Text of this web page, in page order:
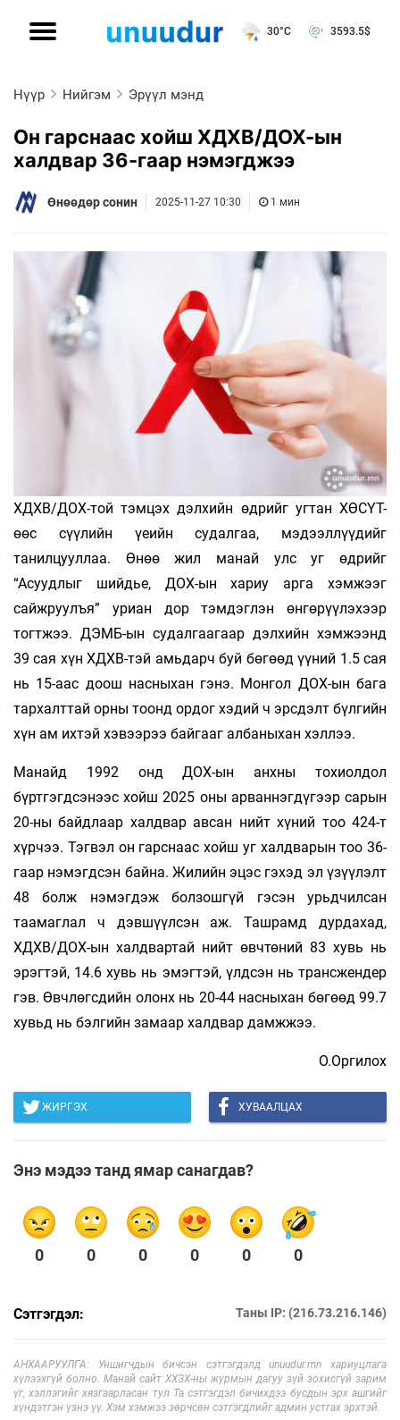
30°C 3593.5$
Нүүр Нийгэм Эрүүл мэнд
Он гарснаас хойш ХДХВ/ДОХ-ын
халдвар 36-гаар нэмэгджээ
Өнөөдөр сонин 2025-11-27 10:30 1 мин
ХДХВ/ДОХ-той тэмцэх дэлхийн өдрийг угтан ХӨСҮТ-
өөс сүүлийн үеийн судалгаа, мэдээллүүдийг
танилцууллаа. Өнөө жил манай улс уг өдрийг
“Асуудлыг шийдье, ДОХ-ын хариу арга хэмжээг
сайжруулъя” уриан дор тэмдэглэн өнгөрүүлэхээр
тогтжээ. ДЭМБ-ын судалгаагаар дэлхийн хэмжээнд
39 сая хүн ХДХВ-тэй амьдарч буй бөгөөд үүний 1.5 сая
нь 15-аас доош насныхан гэнэ. Монгол ДОХ-ын бага
тархалттай орны тоонд ордог хэдий ч эрсдэлт бүлгийн
хүн ам ихтэй хэвээрээ байгааг албаныхан хэллээ.
Манайд 1992 онд ДОХ-ын анхны тохиолдол
бүртгэгдсэнээс хойш 2025 оны арваннэгдүгээр сарын
20-ны байдлаар халдвар авсан нийт хүний тоо 424-т
хүрчээ. Тэгвэл он гарснаас хойш уг халдварын тоо 36-
гаар нэмэгдсэн байна. Жилийн эцэс гэхэд эл үзүүлэлт
48 болж нэмэгдэж болзошгүй гэсэн урьдчилсан
таамаглал ч дэвшүүлсэн аж. Ташрамд дурдахад,
ХДХВ/ДОХ-ын халдвартай нийт өвчтөний 83 хувь нь
эрэгтэй, 14.6 хувь нь эмэгтэй, үлдсэн нь трансжендер
гэв. Өвчлөгсдийн олонх нь 20-44 насныхан бөгөөд 99.7
хувьд нь бэлгийн замаар халдвар дамжжээ.
О.Оргилох
ЖИРГЭХ ХУВААЛЦАХ
Энэ мэдээ танд ямар санагдав?
0 0 0 0 0 0
Сэтгэгдэл: Таны IP: (216.73.216.146)
АНХААРУУЛГА: Уншигчдын бичсэн сэтгэгдэлд unuudur.mn хариуцлага
хүлээхгүй болно. Манай сайт ХХЗХ-ны журмын дагуу зүй зохисгүй зарим
үг, хэллэгийг хязгаарласан тул Та сэтгэгдэл бичихдээ бусдын эрх ашгийг
хүндэтгэн үзнэ үү. Хэм хэмжээ зөрчсөн сэтгэгдлийг админ устгах эрхтэй.